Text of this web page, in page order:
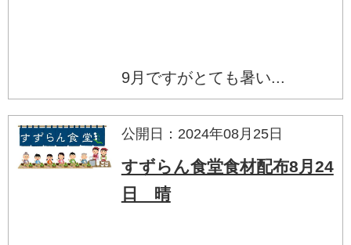
9月ですがとても暑い...
公開日：2024年08月25日
すずらん食堂食材配布8月24
日 晴